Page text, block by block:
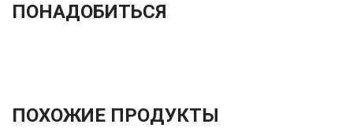
ПОНАДОБИТЬСЯ
ПОХОЖИЕ ПРОДУКТЫ